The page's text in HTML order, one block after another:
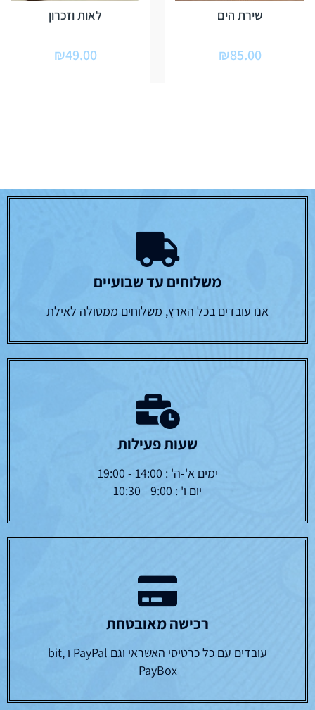
שירת הים
₪85.00
לאות וזכרון
₪49.00
משלוחים עד שבועיים
אנו עובדים בכל הארץ, משלוחים ממטולה לאילת
שעות פעילות
ימים א'-ה' : 14:00 - 19:00
יום ו' : 9:00 - 10:30
רכישה מאובטחת
עובדים עם כל כרטיסי האשראי וגם PayPal ו bit,
PayBox